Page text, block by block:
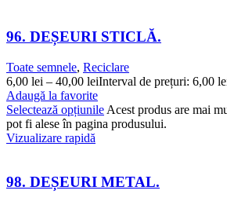
96. DEȘEURI STICLĂ.
Toate semnele, Reciclare
6,00 lei – 40,00 leiInterval de prețuri: 6,00
Adaugă la favorite
Selectează opțiunile Acest produs are mai
pot fi alese în pagina produsului.
Vizualizare rapidă
98. DEȘEURI METAL.